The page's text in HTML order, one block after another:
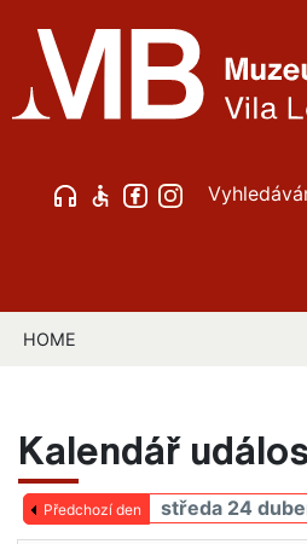
HOME
Kalendář
Předchozí den středa 24